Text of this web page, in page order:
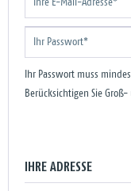
Ihr Passwort muss
Berücksichtigen Sie
IHRE ADRESSE